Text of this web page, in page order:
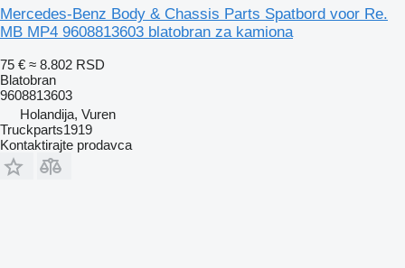
Mercedes-Benz Body & Chassis Parts Spatbord voor Re.
MB MP4 9608813603 blatobran za kamiona
75 € ≈ 8.802 RSD
Blatobran
9608813603
Holandija, Vuren
Truckparts1919
Kontaktirajte prodavca